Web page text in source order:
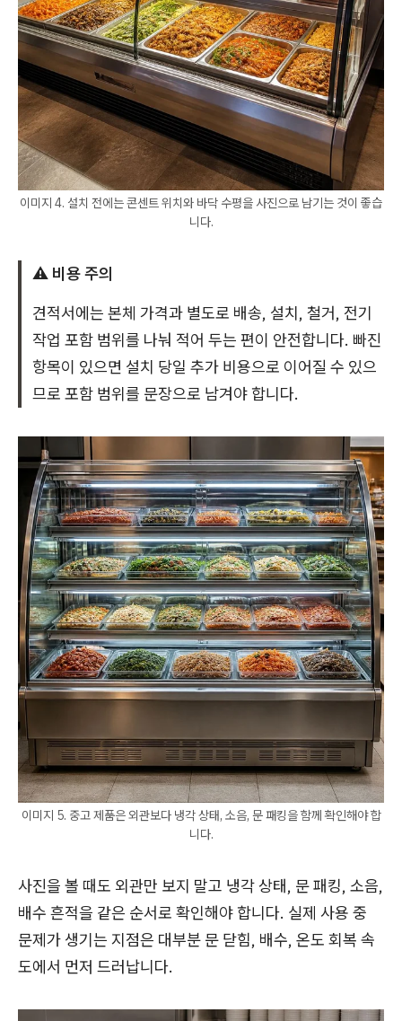
이미지 4. 설치 전에는 콘센트 위치와 바닥 수평을 사진으로 남기는 것이 좋습
니다.
⚠️ 비용 주의
견적서에는 본체 가격과 별도로 배송, 설치, 철거, 전기
작업 포함 범위를 나눠 적어 두는 편이 안전합니다. 빠진
항목이 있으면 설치 당일 추가 비용으로 이어질 수 있으
므로 포함 범위를 문장으로 남겨야 합니다.
이미지 5. 중고 제품은 외관보다 냉각 상태, 소음, 문 패킹을 함께 확인해야 합
니다.
사진을 볼 때도 외관만 보지 말고 냉각 상태, 문 패킹, 소음,
배수 흔적을 같은 순서로 확인해야 합니다. 실제 사용 중
문제가 생기는 지점은 대부분 문 닫힘, 배수, 온도 회복 속
도에서 먼저 드러납니다.